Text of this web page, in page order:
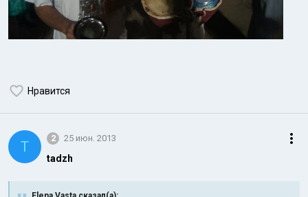
Нравится
T 2 25 июн. 2013
tadzh